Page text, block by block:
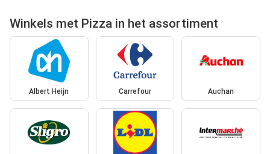
Winkels met Pizza in het assortiment
Albert Heijn Carrefour Auchan